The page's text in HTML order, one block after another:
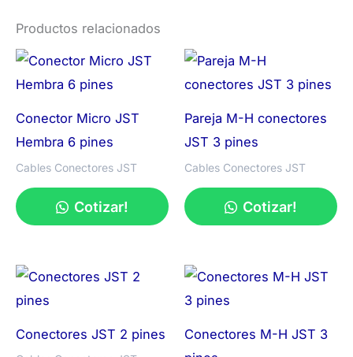
Productos relacionados
Conector Micro JST
Hembra 6 pines
Cables Conectores JST
Cotizar!
Pareja M-H conectores
JST 3 pines
Cables Conectores JST
Cotizar!
Conectores JST 2 pines
Conectores M-H JST 3